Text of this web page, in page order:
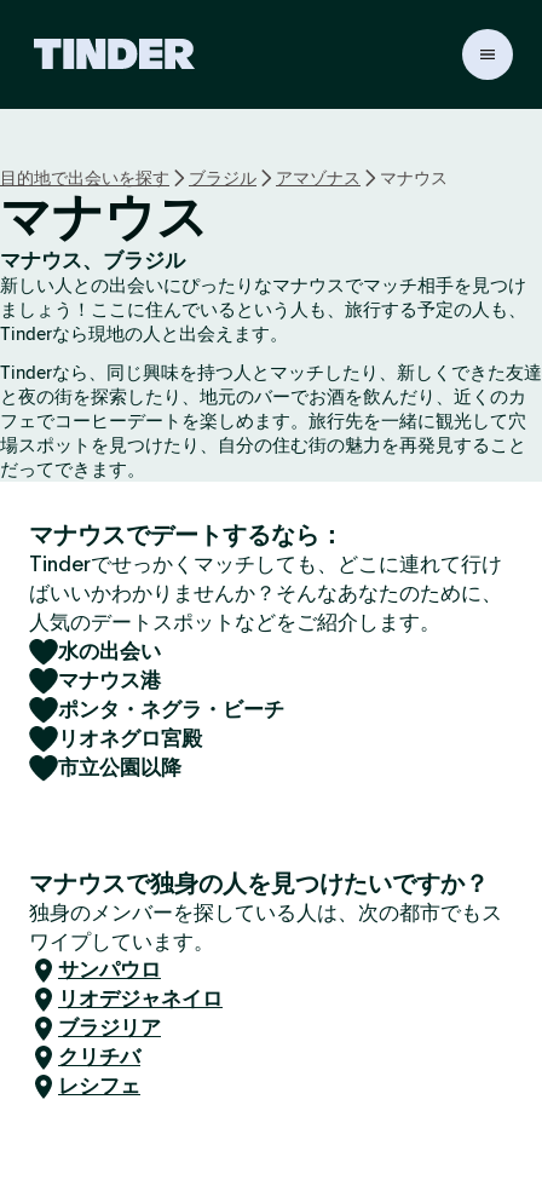
r
ー
ペ
ー
ジ
目的地で出会いを探す ブラジル アマゾナス マナウス
マナウス
マナウス、ブラジル
新しい人との出会いにぴったりなマナウスでマッチ相手を見つけ
ましょう！ここに住んでいるという人も、旅行する予定の人も、
Tinderなら現地の人と出会えます。
Tinderなら、同じ興味を持つ人とマッチしたり、新しくできた友達
と夜の街を探索したり、地元のバーでお酒を飲んだり、近くのカ
フェでコーヒーデートを楽しめます。旅行先を一緒に観光して穴
場スポットを見つけたり、自分の住む街の魅力を再発見すること
だってできます。
マナウスでデートするなら：
Tinderでせっかくマッチしても、どこに連れて行け
ばいいかわかりませんか？そんなあなたのために、
人気のデートスポットなどをご紹介します。
水の出会い
マナウス港
ポンタ・ネグラ・ビーチ
リオネグロ宮殿
市立公園以降
マナウスで独身の人を見つけたいですか？
独身のメンバーを探している人は、次の都市でもス
ワイプしています。
サンパウロ
リオデジャネイロ
ブラジリア
クリチバ
レシフェ